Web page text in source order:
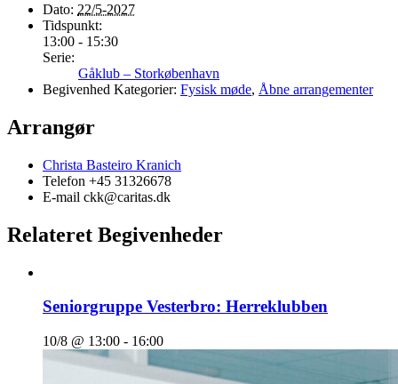
Dato: 22/5-2027
Tidspunkt:
13:00 - 15:30
Serie:
Gåklub – Storkøbenhavn
Begivenhed Kategorier: Fysisk møde, Åbne arrangementer
Arrangør
Christa Basteiro Kranich
Telefon +45 31326678
E-mail ckk@caritas.dk
Relateret Begivenheder
Seniorgruppe Vesterbro: Herreklubben
10/8 @ 13:00 - 16:00